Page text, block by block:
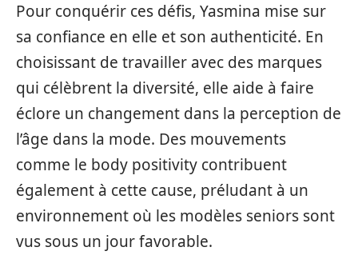
Pour conquérir ces défis, Yasmina mise sur
sa confiance en elle et son authenticité. En
choisissant de travailler avec des marques
qui célèbrent la diversité, elle aide à faire
éclore un changement dans la perception de
l’âge dans la mode. Des mouvements
comme le body positivity contribuent
également à cette cause, préludant à un
environnement où les modèles seniors sont
vus sous un jour favorable.